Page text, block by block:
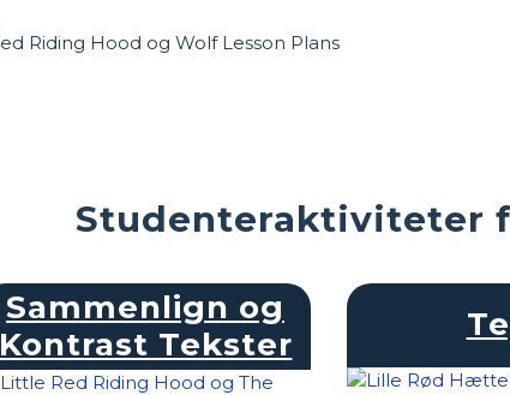
Studenteraktiviteter
Sammenlign og
Kontrast Tekster